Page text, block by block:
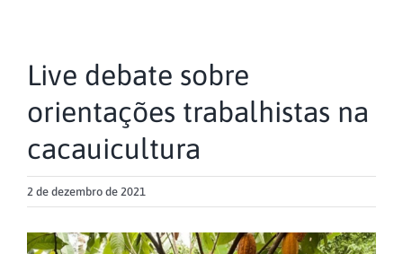
Live debate sobre
orientações trabalhistas na
cacauicultura
2 de dezembro de 2021
View